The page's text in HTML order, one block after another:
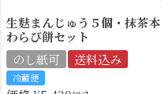
生麩まんじゅう５個・抹茶本
わらび餅セット
のし紙可
送料込み
冷蔵便